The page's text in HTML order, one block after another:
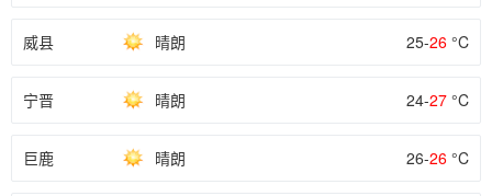
威县 晴朗 25-26 °C
宁晋 晴朗 24-27 °C
巨鹿 晴朗 26-26 °C